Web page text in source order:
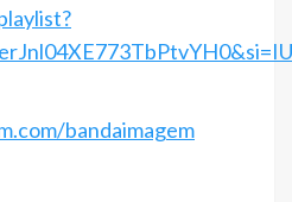
bandaimagem